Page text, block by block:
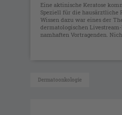
Eine aktinische Keratose
Speziell für die hausärztliche
Wissen dazu war eines der
dermatologischen
namhaften Vortragenden.
Dermatoonkologie